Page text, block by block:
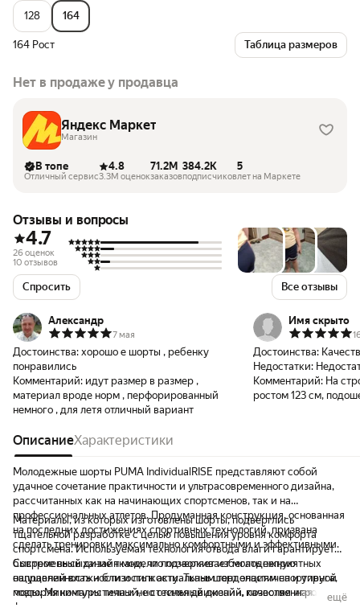
128
164
164 Рост Таблица размеров
Нет в продаже у продавца
Яндекс Маркет
Магазин
В топе
Отличный сервис
4.8
3.3M оценок
71.2M
заказов
384.2K
подписчиков
5
лет на Маркете
Отзывы и вопросы
4.7
26 оценок
10 отзывов
Спросить Все отзывы
Александр
7 мая
Достоинства: хорошо е шорты , ребенку
понравились
Комментарий: идут размер в размер ,
материал вроде норм , перфорированный
немного , для летя отличный вариант
Имя скрыто
Достоинства:
Недостатки:
Комментарий: На
ростом 123 см,
ОписаниеХарактеристики
Молодежные шорты PUMA IndividualRISE представляют собой
удачное сочетание практичности и ультрасовременного дизайна,
рассчитанных как на начинающих спортсменов, так и на
профессиональных атлетов. Продуманная конструкция, основанная
на последних достижениях спортивных технологий, призвана
сделать тренировки максимально комфортными и эффективными.
Материалы, из которых изготовлены шорты, подверглись
тщательной разработке с целью повышения уровня комфорта
спортсмена. Используемая технология отвода влаги гарантирует
быстрое высыхание ткани, что позволяет избегать неприятных
ощущений влажности и липкости. Ткань шорт эластична и упруга,
повторяя контуры тела и не стесняя движений, позволяя игрокам
демонстрировать всю полноту технических приемов и тактических
Современный дизайн модели подчеркивает молодежную
направленность и близость к актуальным тенденциям спортивной
моды. Минималистичный, но стильный дизайн, качественная
фурнитура и аккуратные швы свидетельствуют о высоком уровне
ещё